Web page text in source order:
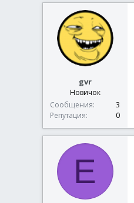
gvr
Новичок
Сообщения
3
Репутация
0
E